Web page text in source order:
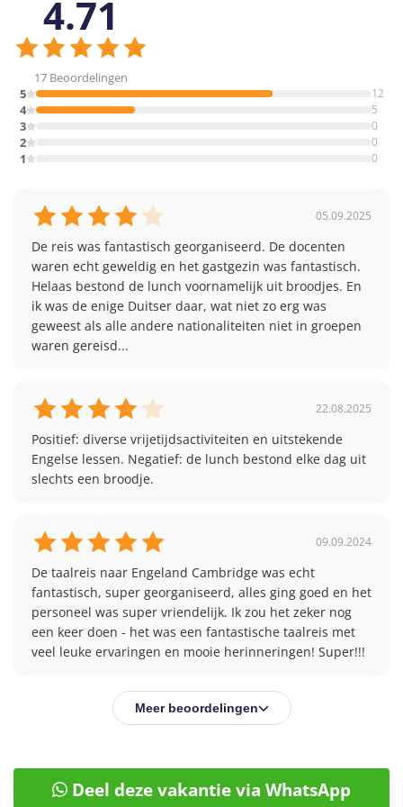
Toeslag: €270 voor 2 weken
programmeren vereist een Engelse taalvaardigheid van
minimaal B1 (ongeveer 3 jaar Engels op school) en wordt
alleen aangeboden met startdata 05-07 & 19-07.
Vrijetijdsprogramma
Na de lessen heb je een aantal geweldige excursies en
Elke week staat ereen hele dag excursie
naar Londen
eneen halve dag excursienaar Bury St Edmunds op
het programma.
In je vrije tijd kun je bijvoorbeeld deelnemen aan de
volgende activiteiten:
Museum- of marktexcursie
Sportactiviteiten (bijv. zwemmen, Mini Olympics)
Puntentocht op de rivier
Avondactiviteiten
De avond gaat verder met een spannend programma
Welkomst-/afscheidsfeest
Spelletjes in de tuin
Filmavond
Sportactiviteiten (bijv. zwemmen, cricket,
voetbal, enz.)
Vlaggenroof
Creatieve activiteiten
Op twee avonden per week heb je tijd voor jezelf en
kun je je ontspannen in je eigen accommodatie of je
vrienden nog beter leren kennen in de residentie.
Alle activiteiten zijn al inbegrepenen hoeven niet
apart betaald te worden. Het is echter mogelijk om 2-
contact met ons opnemen voordat ze boeken.
4.71
17 Beoordelingen
5
12
4 5
3 0
2 0
1 0
05.09.2025
De reis was fantastisch georganiseerd. De docenten
waren echt geweldig en het gastgezin was fantastisch.
Helaas bestond de lunch voornamelijk uit broodjes. En
ik was de enige Duitser daar, wat niet zo erg was
geweest als alle andere nationaliteiten niet in groepen
waren gereisd...
22.08.2025
Positief: diverse vrijetijdsactiviteiten en uitstekende
Engelse lessen. Negatief: de lunch bestond elke dag uit
slechts een broodje.
09.09.2024
De taalreis naar Engeland Cambridge was echt
fantastisch, super georganiseerd, alles ging goed en het
personeel was super vriendelijk. Ik zou het zeker nog
een keer doen - het was een fantastische taalreis met
veel leuke ervaringen en mooie herinneringen! Super!!!
Meer beoordelingen
Deel deze vakantie via WhatsApp